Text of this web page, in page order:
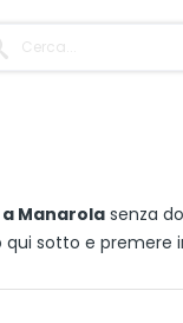
a Manarola senza
sotto e premere